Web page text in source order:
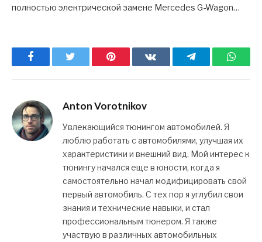
полностью электрической замене Mercedes G-Wagon…
Facebook Pinterest ВКонтактеTelegram
Anton Vorotnikov
Увлекающийся тюнингом автомобилей. Я
люблю работать с автомобилями, улучшая их
характеристики и внешний вид. Мой интерес к
тюнингу начался еще в юности, когда я
самостоятельно начал модифицировать свой
первый автомобиль. С тех пор я углубил свои
знания и технические навыки, и стал
профессиональным тюнером. Я также
участвую в различных автомобильных